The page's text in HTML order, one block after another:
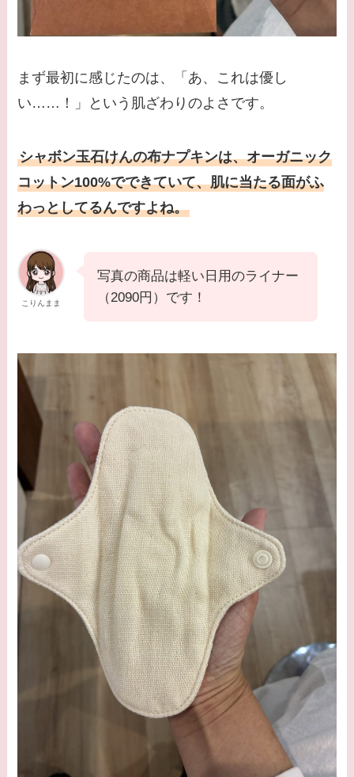
まず最初に感じたのは、「あ、これは優し
い……！」という肌ざわりのよさです。
シャボン玉石けんの布ナプキンは、オーガニック
コットン100%でできていて、肌に当たる面がふ
わっとしてるんですよね。
こりんまま
写真の商品は軽い日用のライナー
（2090円）です！